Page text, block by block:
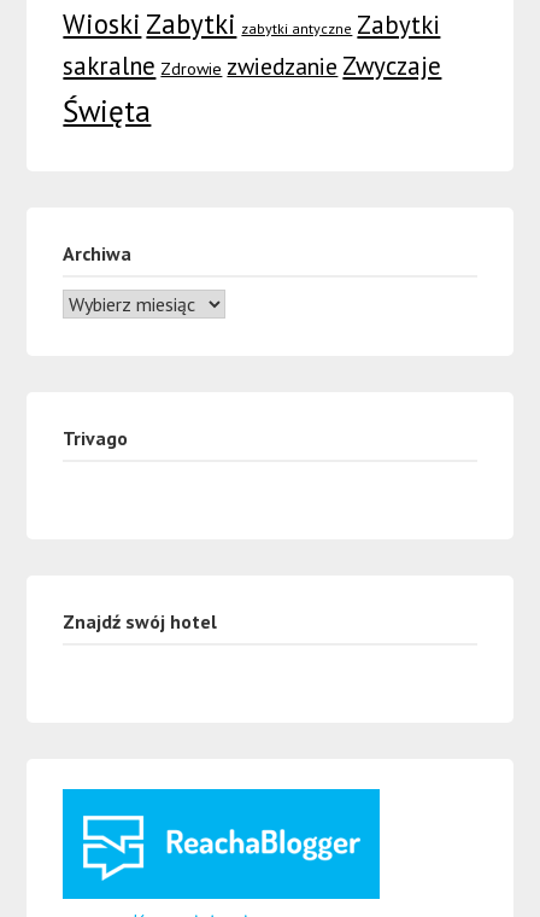
Wioski Zabytki zabytki antyczne Zabytki
sakralne Zdrowie zwiedzanie Zwyczaje
Święta
Archiwa
Trivago
Znajdź swój hotel